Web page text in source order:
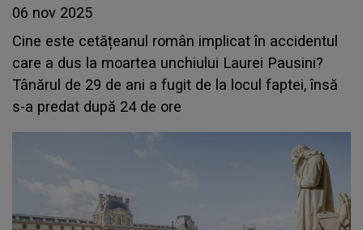
06 nov 2025
Cine este cetățeanul român implicat în accidentul
care a dus la moartea unchiului Laurei Pausini?
Tânărul de 29 de ani a fugit de la locul faptei, însă
s-a predat după 24 de ore